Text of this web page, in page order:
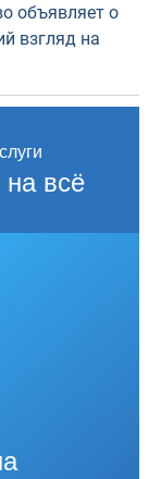
объявляет о
взгляд на
всё